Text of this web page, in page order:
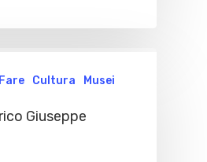
Cultura Musei
Giuseppe
Home
Immobili
Cosa Fare